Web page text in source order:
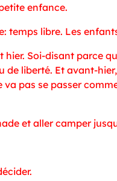
enfance.
temps libre. Les
hier. Soi-disant parce
de liberté. Et avant-
pas se passer
et aller camper